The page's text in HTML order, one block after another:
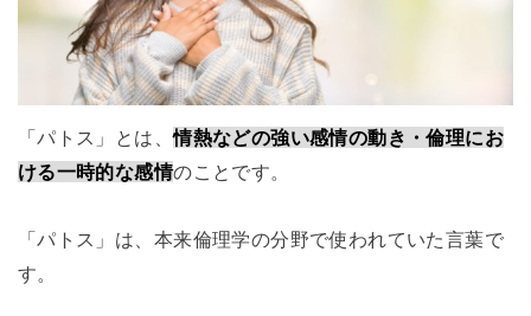
「パトス」とは、情熱などの強い感情の動き・倫理にお
ける一時的な感情のことです。
「パトス」は、本来倫理学の分野で使われていた言葉で
す。